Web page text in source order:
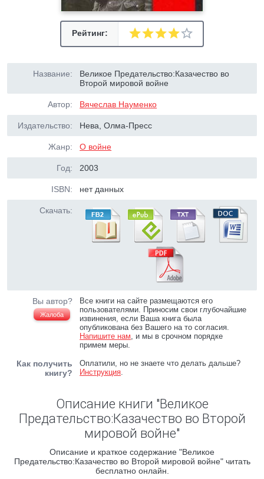
Рейтинг:
Название:
Великое Предательство:Казачество во
Второй мировой войне
Автор: Вячеслав Науменко
Издательство: Нева, Олма-Пресс
Жанр: О войне
Год: 2003
ISBN: нет данных
Скачать:
Вы автор?
Жалоба
Все книги на сайте размещаются его
пользователями. Приносим свои глубочайшие
извинения, если Ваша книга была
опубликована без Вашего на то согласия.
Напишите нам, и мы в срочном порядке
примем меры.
Как получить
книгу?
Оплатили, но не знаете что делать дальше?
Инструкция.
Описание книги "Великое
Предательство:Казачество во Второй
мировой войне"
Описание и краткое содержание "Великое
Предательство:Казачество во Второй мировой войне" читать
бесплатно онлайн.